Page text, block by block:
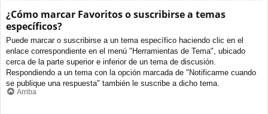
¿Cómo marcar Favoritos o suscribirse a temas
específicos?
Puede marcar o suscribirse a un tema específico haciendo clic en el
enlace correspondiente en el menú "Herramientas de Tema", ubicado
cerca de la parte superior e inferior de un tema de discusión.
Respondiendo a un tema con la opción marcada de "Notificarme cuando
se publique una respuesta" también le suscribe a dicho tema.
Arriba